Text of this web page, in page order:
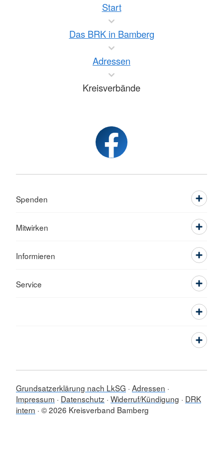
Start
Das BRK in Bamberg
Adressen
Kreisverbände
Spenden
Mitwirken
Informieren
Service
Grundsatzerklärung nach LkSG Adressen
Impressum
Datenschutz Widerruf/Kündigung
DRK
intern © 2026 Kreisverband Bamberg